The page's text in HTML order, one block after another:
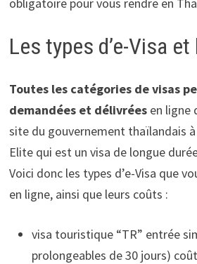
obligatoire pour vous rendre en
Les types d’e-Visa
Toutes les catégories de visas
demandées et délivréesen ligne
site du gouvernement thaïlandais à
Elite qui est un visa de longue
Voici donc les types d’e-Visa que
en ligne, ainsi que leurs coûts :
visa touristique “TR” entrée
prolongeables de 30 jours)